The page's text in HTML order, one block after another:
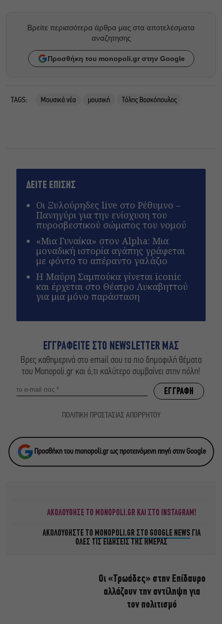
Βρείτε περισσότερα άρθρα μας στα αποτελέσματα
αναζητησης
Προσθήκη του monopoli.gr στην Google
TAGS: Μουσικά νέα μουσική Τόλης Βοσκόπουλος
ΔΕΙΤΕ ΕΠΙΣΗΣ
Οι Ξυλούρηδες live στο Ρέθυμνο –
Πανηγύρι για την ενίσχυση του
πυροσβεστικού σώματος του νομού
«Μια Γυναίκα» στον Alpha: Μια
μοναδική ιστορία αγάπης γράφεται
με φόντο το απέραντο γαλάζιο
Η Μαύρη Σαμπούκα γίνεται iconic
και έρχεται στο Θέατρο Λυκαβηττού
για μια μόνο παράσταση
ΕΓΓΡΑΦΕΙΤΕ ΣΤΟ NEWSLETTER ΜΑΣ
Βρες καθημερινά στο email σου τα πιο δημοφιλή θέματα
του Monopoli.gr και ό,τι καλύτερο συμβαίνει στην πόλη!
ΠΟΛΙΤΙΚΗ ΠΡΟΣΤΑΣΙΑΣ ΑΠΟΡΡΗΤΟΥ
Προσθήκη του monopoli.gr ως προτεινόμενη πηγή στην Google
ΑΚΟΛΟΥΘΗΣΕ ΤΟ MONOPOLI.GR ΚΑΙ ΣΤΟ INSTAGRAM!
ΑΚΟΛΟΥΘΗΣΤΕ ΤΟ MONOPOLI.GR ΣΤΟ GOOGLE NEWS ΓΙΑ
ΟΛΕΣ ΤΙΣ ΕΙΔΗΣΕΙΣ ΤΗΣ ΗΜΕΡΑΣ
Οι «Τρωάδες» στην Επίδαυρο
αλλάζουν την αντίληψη για
τον πολιτισμό